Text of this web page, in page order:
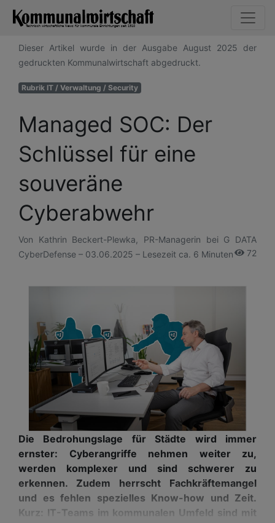
Dieser Artikel wurde in der Ausgabe August 2025 der
gedruckten Kommunalwirtschaft abgedruckt.
Rubrik IT / Verwaltung / Security
Managed SOC: Der
Schlüssel für eine
souveräne
Cyberabwehr
Von Kathrin Beckert-Plewka, PR-Managerin bei G DATA
CyberDefense – 03.06.2025 – Lesezeit ca. 6 Minuten
72
Die Bedrohungslage für Städte wird immer
ernster: Cyberangriffe nehmen weiter zu,
werden komplexer und sind schwerer zu
erkennen. Zudem herrscht Fachkräftemangel
und es fehlen spezielles Know-how und Zeit.
Kurz: IT-Teams im kommunalen Umfeld sind mit